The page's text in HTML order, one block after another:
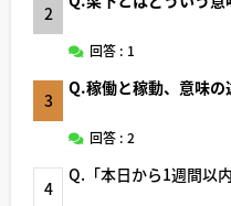
2
回答 : 1
3
Q.稼働と稼動、意味の
回答 : 2
4
Q.「本日から1週間以